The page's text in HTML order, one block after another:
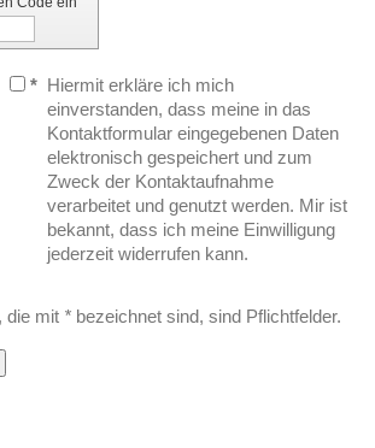
* Hiermit erkläre ich mich
einverstanden, dass meine in das
Kontaktformular eingegebenen Daten
elektronisch gespeichert und zum
Zweck der Kontaktaufnahme
verarbeitet und genutzt werden. Mir ist
bekannt, dass ich meine Einwilligung
jederzeit widerrufen kann.
die mit * bezeichnet sind, sind Pflichtfelder.